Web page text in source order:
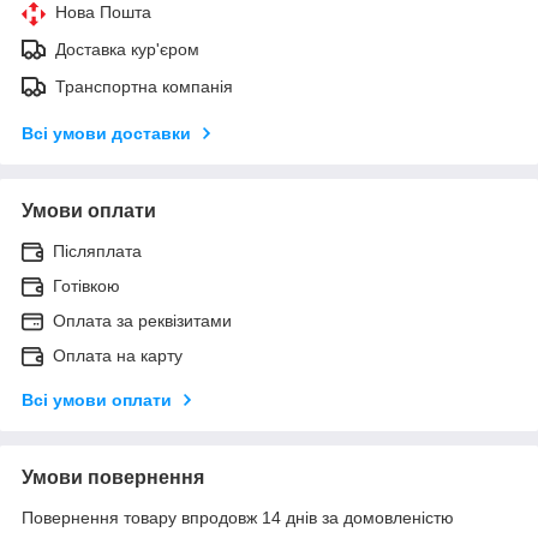
Нова Пошта
Доставка кур'єром
Транспортна компанія
Всі умови доставки
Умови оплати
Післяплата
Готівкою
Оплата за реквізитами
Оплата на карту
Всі умови оплати
Умови повернення
Повернення товару впродовж 14 днів за домовленістю